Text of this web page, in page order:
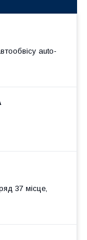
auto-
37 місце,